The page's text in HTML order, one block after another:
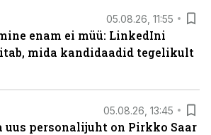
05.08.26, 11:55
enam ei müü: LinkedIni
mida kandidaadid tegelikult
05.08.26, 13:45
uus personalijuht on Pirkko Saar